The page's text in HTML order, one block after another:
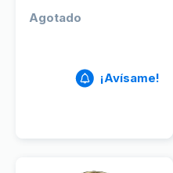
Agotado
¡Avísame!